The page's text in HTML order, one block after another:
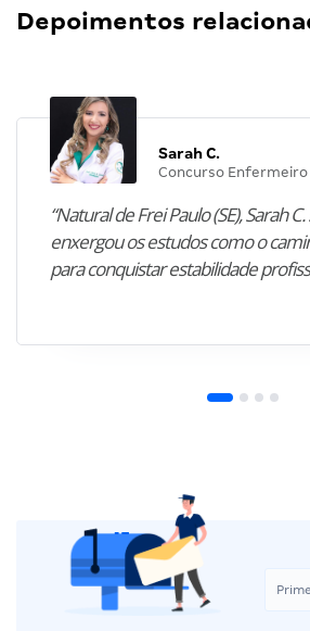
Depoimentos
Sarah C.
Concurso Enfermeiro
“Natural de Frei Paulo (SE), Sarah
enxergou os estudos como o
para conquistar estabilidade